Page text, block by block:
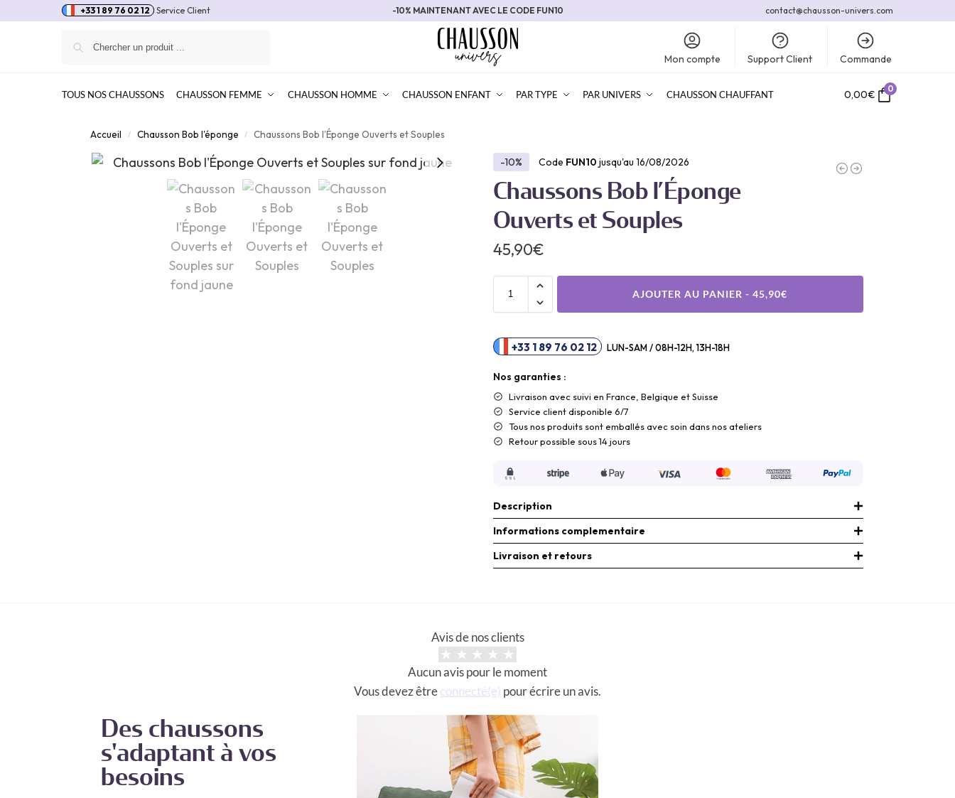
+33 1 89 76 02 12 Service Client -10% MAINTENANT AVEC LE CODE FUN10 contact@chausson-univers.com
Mon compte Support Client Commande
TOUS NOS CHAUSSONS CHAUSSON FEMME CHAUSSON HOMME CHAUSSON ENFANT PAR TYPE PAR UNIVERS CHAUSSON CHAUFFANT
0
0,00€
Accueil / Chausson Bob l'éponge / Chaussons Bob l’Éponge Ouverts et Souples
-10% Code FUN10 jusqu'au 16/08/2026
Chaussons Bob l’Éponge
Ouverts et Souples
45,90€
AJOUTER AU PANIER - 45,90€
+33 1 89 76 02 12 LUN-SAM / 08H-12H, 13H-18H
Nos garanties :
Livraison avec suivi en France, Belgique et Suisse
Service client disponible 6/7
Tous nos produits sont emballés avec soin dans nos ateliers
Retour possible sous 14 jours
Description
Informations complementaire
Livraison et retours
Avis de nos clients
Aucun avis pour le moment
Vous devez êtreconnecté(e) pour écrire un avis.
Des chaussons
s'adaptant à vos
besoins